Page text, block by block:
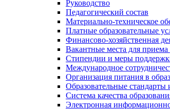
Руководство
Педагогический состав
Материально-техническое
Платные образовательные
Финансово-хозяйственная
Вакантные места для
Стипендии и меры
Международное
Организация питания в
Образовательные стандарты
Система качества
Электронная